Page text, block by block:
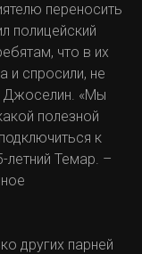
переносить
полицейский
что в их
и спросили, не
Джоселин. «Мы
полезной
к
Темар. –
других парней